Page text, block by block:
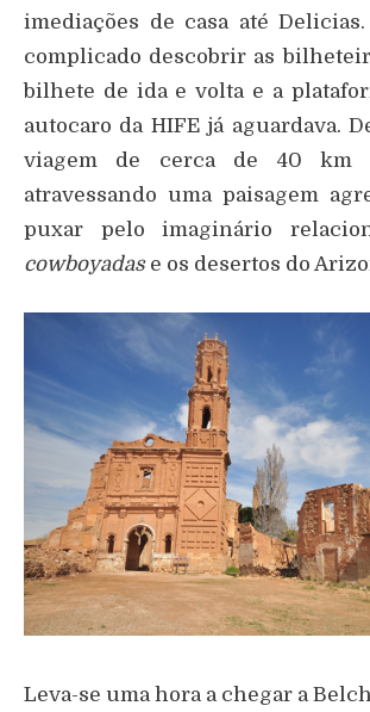
imediações de casa até
complicado descobrir as
bilhete de ida e volta e a
autocaro da HIFE já aguardava.
viagem de cerca de 40 km
atravessando uma paisagem
puxar pelo imaginário
cowboyadase os desertos do
Leva-se uma hora a chegar a